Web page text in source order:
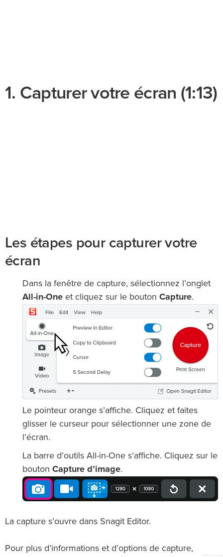
1. Capturer votre écran (1:13)
Les étapes pour capturer votre
écran
Dans la fenêtre de capture, sélectionnez l’onglet
All-in-One et cliquez sur le bouton Capture.
Le pointeur orange s’affiche. Cliquez et faites
glisser le curseur pour sélectionner une zone de
l’écran.
La barre d’outils All-in-One s’affiche. Cliquez sur le
bouton Capture d’image.
La capture s’ouvre dans Snagit Editor.
Pour plus d’informations et d’options de capture,